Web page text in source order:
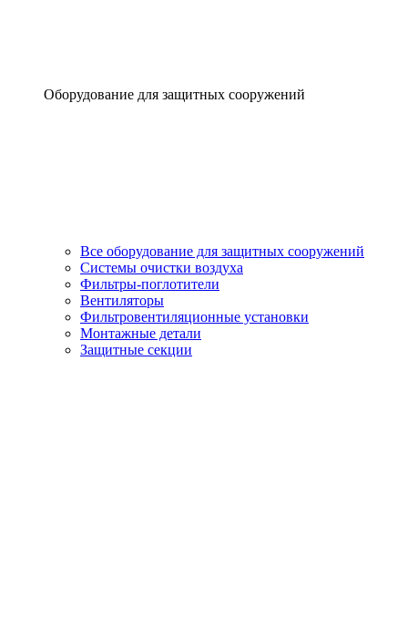
Оборудование для защитных сооружений
Все оборудование для защитных сооружений
Системы очистки воздуха
Фильтры-поглотители
Вентиляторы
Фильтровентиляционные установки
Монтажные детали
Защитные секции